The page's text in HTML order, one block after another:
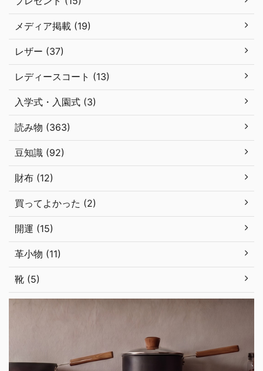
メディア掲載 (19)
レザー (37)
レディースコート (13)
入学式・入園式 (3)
読み物 (363)
豆知識 (92)
財布 (12)
買ってよかった (2)
開運 (15)
革小物 (11)
靴 (5)